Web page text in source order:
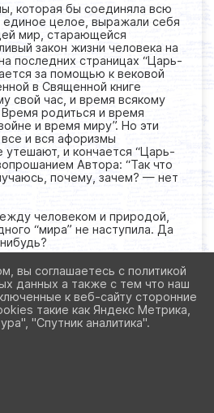
которая бы соединяла всю
единое целое, выражали себя
мир, старающейся
закон жизни человека на
последних страницах “Царь-
за помощью к вековой
в Священной книге
свой час, и время всякому
родиться и время
и время миру”. Но эти
и вся афоризмы
утешают, и кончается “Царь-
Автора: “Так что
почему, зачем? — нет
человеком и природой,
“мира” не наступила. Да
и разлад
и разлада продолжает
точкой в
Астафьева о своем народе.
писатель поставил ее в
созданных
сентябрьской книжке
год, и в романе
в январском номере
вы соглашаетесь с политикой
данных а также с тем что наш
к веб-сайту сторонние
такие как Яндекс Метрика,
"Спутник аналитика".